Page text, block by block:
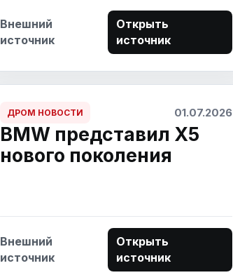
Внешний
источник
Открыть
источник
ДРОМ НОВОСТИ 01.07.2026
BMW представил X5
нового поколения
Внешний
источник
Открыть
источник